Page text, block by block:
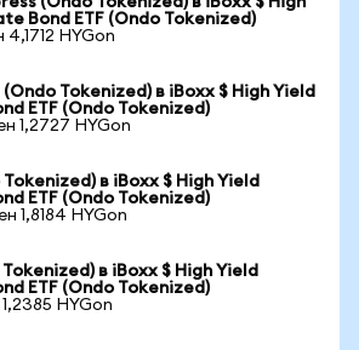
Bond ETF (Ondo Tokenized)
4,1712 HYGon
(Ondo Tokenized) в iBoxx $ High Yield
ETF (Ondo Tokenized)
1,2727 HYGon
в iBoxx $ High Yield
ETF (Ondo Tokenized)
1,8184 HYGon
в iBoxx $ High Yield
ETF (Ondo Tokenized)
HYGon